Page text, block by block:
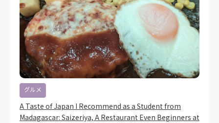
グルメ
A Taste of Japan I Recommend as a Student from
Madagascar: Saizeriya, A Restaurant Even Beginners at